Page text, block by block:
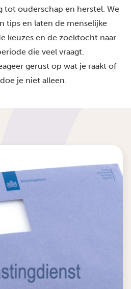
tot ouderschap en herstel. We
tips en laten de menselijke
keuzes en de zoektocht naar
die veel vraagt.
gerust op wat je raakt of
je niet alleen.